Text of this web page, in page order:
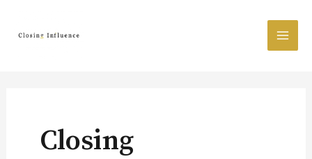
contenu
Closing